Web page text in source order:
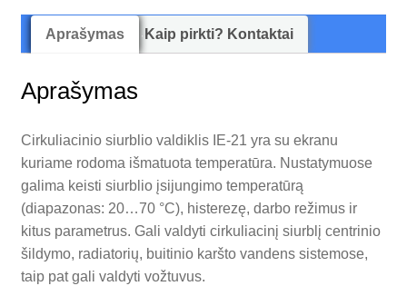
Aprašymas Kaip pirkti? Kontaktai
Aprašymas
Cirkuliacinio siurblio valdiklis IE-21 yra su ekranu
kuriame rodoma išmatuota temperatūra. Nustatymuose
galima keisti siurblio įsijungimo temperatūrą
(diapazonas: 20…70 °C), histerezę, darbo režimus ir
kitus parametrus. Gali valdyti cirkuliacinį siurblį centrinio
šildymo, radiatorių, buitinio karšto vandens sistemose,
taip pat gali valdyti vožtuvus.